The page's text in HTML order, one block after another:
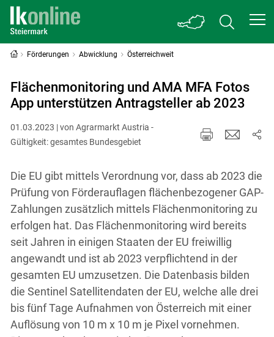
Förderungen Abwicklung Österreichweit
Flächenmonitoring und AMA MFA Fotos
App unterstützen Antragsteller ab 2023
01.03.2023 | von Agrarmarkt Austria -
Gültigkeit: gesamtes Bundesgebiet
Die EU gibt mittels Verordnung vor, dass ab 2023 die
Prüfung von Förderauflagen flächenbezogener GAP-
Zahlungen zusätzlich mittels Flächenmonitoring zu
erfolgen hat. Das Flächenmonitoring wird bereits
seit Jahren in einigen Staaten der EU freiwillig
angewandt und ist ab 2023 verpflichtend in der
gesamten EU umzusetzen. Die Datenbasis bilden
die Sentinel Satellitendaten der EU, welche alle drei
bis fünf Tage Aufnahmen von Österreich mit einer
Auflösung von 10 m x 10 m je Pixel vornehmen.